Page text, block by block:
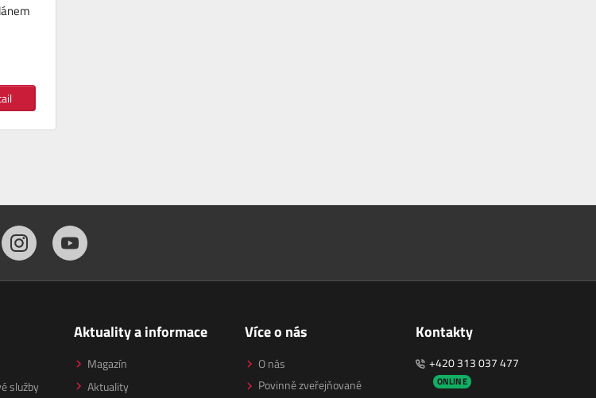
služby
Aktuality a informace
Magazín
Aktuality
Více o nás
O nás
Povinně zveřejňované
Kontakty
+420 313 037 477
ONLINE